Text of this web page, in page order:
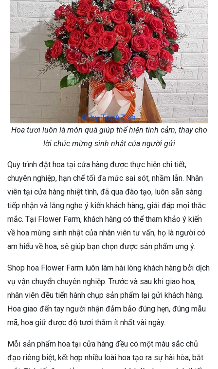
Hoa tươi luôn là món quà giúp thể hiện tình cảm, thay cho
lời chúc mừng sinh nhật của người gửi
Quy trình đặt hoa tại cửa hàng được thực hiện chi tiết,
chuyên nghiệp, hạn chế tối đa mức sai sót, nhầm lẫn. Nhân
viên tại cửa hàng nhiệt tình, đã qua đào tạo, luôn sẵn sàng
tiếp nhận và lắng nghe ý kiến khách hàng, giải đáp mọi thắc
mắc. Tại Flower Farm, khách hàng có thể tham khảo ý kiến
về hoa mừng sinh nhật của nhân viên tư vấn, họ là người có
am hiểu về hoa, sẽ giúp bạn chọn được sản phẩm ưng ý.
Shop hoa Flower Farm luôn làm hài lòng khách hàng bởi dịch
vụ vận chuyển chuyên nghiệp. Trước và sau khi giao hoa,
nhân viên đều tiến hành chụp sản phẩm lại gửi khách hàng.
Hoa giao đến tay người nhận đảm bảo đúng hẹn, đúng mẫu
mã, hoa giữ được độ tươi thắm ít nhất vài ngày.
Mỗi sản phẩm hoa tại cửa hàng đều có một màu sắc chủ
đạo riêng biệt, kết hợp nhiều loài hoa tạo ra sự hài hòa, bắt